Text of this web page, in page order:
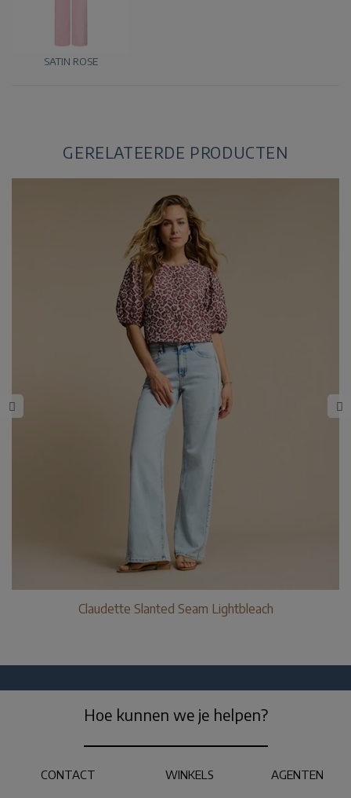
SATIN ROSE
GERELATEERDE PRODUCTEN
Claudette Slanted Seam Lightbleach
Hoe kunnen we je helpen?
CONTACT WINKELS AGENTEN